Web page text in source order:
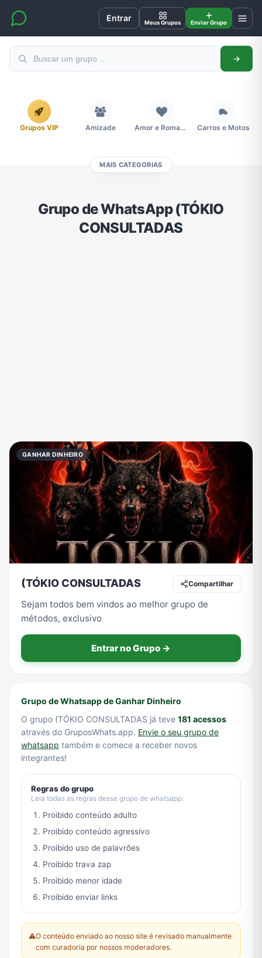
Entrar Meus Grupos Enviar Grupo
Grupos VIP Amizade Amor e Romance Carros e Motos
Educação Emagrecimento e Perda de Peso
Notícias Outros Política Profissões
Receitas Redes Sociais Religião Shitpost
Vídeos
MAIS CATEGORIAS
Grupo de WhatsApp (TÓKIO
CONSULTADAS
GANHAR DINHEIRO
(TÓKIO CONSULTADAS Compartilhar
Sejam todos bem vindos ao melhor grupo de
métodos, exclusivo
Entrar no Grupo →
Grupo de Whatsapp de Ganhar Dinheiro
O grupo (TÓKIO CONSULTADAS já teve 181 acessos
através do GruposWhats.app. Envie o seu grupo de
whatsapp também e comece a receber novos
integrantes!
Regras do grupo
Leia todas as regras desse grupo de whatsapp:
Proibido conteúdo adulto
Proibido conteúdo agressivo
Proibido uso de palavrões
Proibido trava zap
Proibido menor idade
Proibido enviar links
⚠️O conteúdo enviado ao nosso site é revisado manualmente
com curadoria por nossos moderadores.